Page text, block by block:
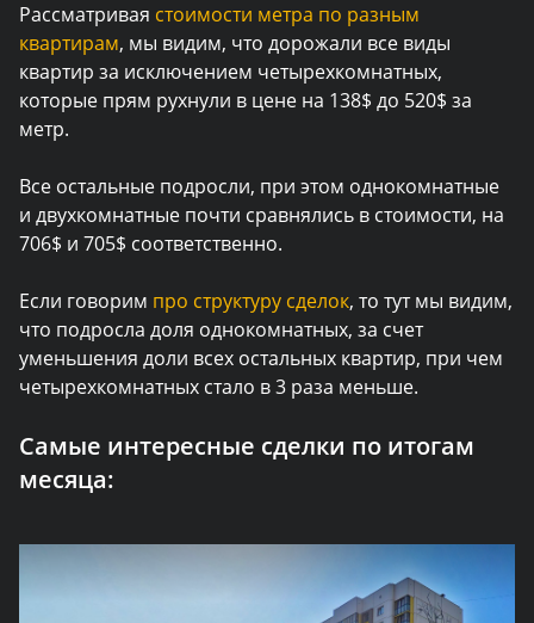
Рассматривая стоимости метра по разным
квартирам, мы видим, что дорожали все виды
квартир за исключением четырехкомнатных,
которые прям рухнули в цене на 138$ до 520$ за
метр.
Все остальные подросли, при этом однокомнатные
и двухкомнатные почти сравнялись в стоимости, на
706$ и 705$ cоответственно.
Если говорим про структуру сделок, то тут мы видим,
что подросла доля однокомнатных, за счет
уменьшения доли всех остальных квартир, при чем
четырехкомнатных стало в 3 раза меньше.
Самые интересные сделки по итогам
месяца: